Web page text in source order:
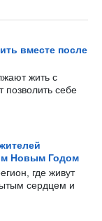
вместе после
жить с
позволить себе
Новым Годом
где живут
сердцем и